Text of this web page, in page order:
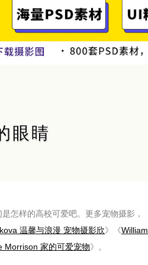
眼睛
怎样的高校可爱吧。更多宠物摄影，
温馨与浪漫 宠物摄影欣》《William
Morrison 家的可爱宠物》。